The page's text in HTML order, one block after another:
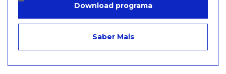
Download programa
Saber Mais